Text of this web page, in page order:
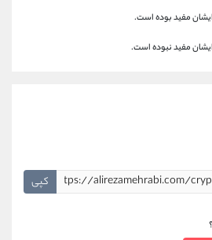
مفید بوده است.
مفید نبوده است.
کپی